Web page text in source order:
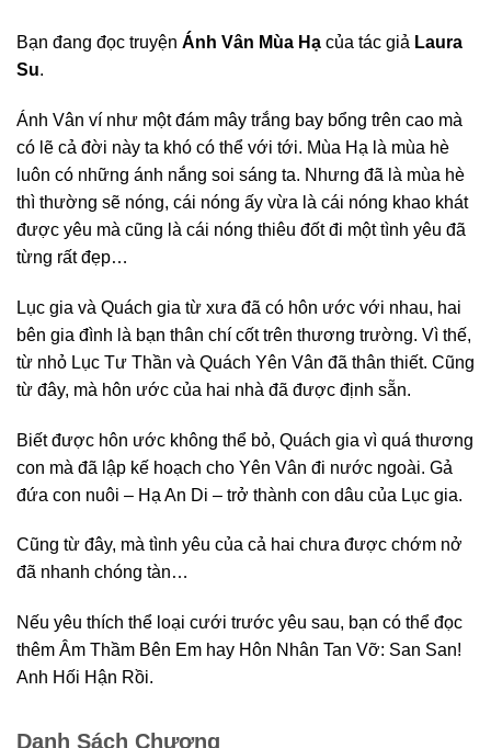
Bạn đang đọc truyện Ánh Vân Mùa Hạ của tác giả Laura
Su.
Ánh Vân ví như một đám mây trắng bay bổng trên cao mà
có lẽ cả đời này ta khó có thể với tới. Mùa Hạ là mùa hè
luôn có những ánh nắng soi sáng ta. Nhưng đã là mùa hè
thì thường sẽ nóng, cái nóng ấy vừa là cái nóng khao khát
được yêu mà cũng là cái nóng thiêu đốt đi một tình yêu đã
từng rất đẹp…
Lục gia và Quách gia từ xưa đã có hôn ước với nhau, hai
bên gia đình là bạn thân chí cốt trên thương trường. Vì thế,
từ nhỏ Lục Tư Thần và Quách Yên Vân đã thân thiết. Cũng
từ đây, mà hôn ước của hai nhà đã được định sẵn.
Biết được hôn ước không thể bỏ, Quách gia vì quá thương
con mà đã lập kế hoạch cho Yên Vân đi nước ngoài. Gả
đứa con nuôi – Hạ An Di – trở thành con dâu của Lục gia.
Cũng từ đây, mà tình yêu của cả hai chưa được chớm nở
đã nhanh chóng tàn…
Nếu yêu thích thể loại cưới trước yêu sau, bạn có thể đọc
thêm Âm Thầm Bên Em hay Hôn Nhân Tan Vỡ: San San!
Anh Hối Hận Rồi.
Danh Sách Chương